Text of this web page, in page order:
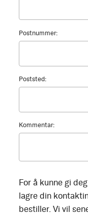
Postnummer:
Poststed:
Kommentar:
For å kunne gi
lagre din
bestiller. Vi vil